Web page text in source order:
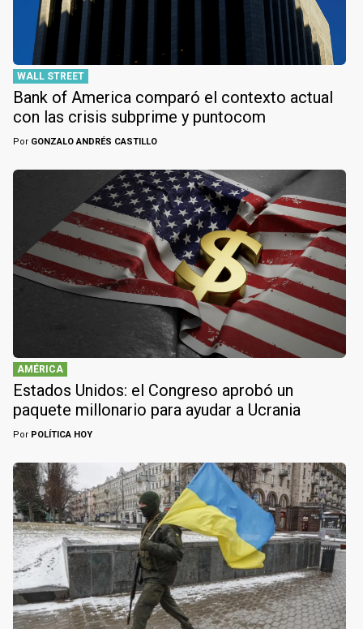
WALL STREET
Bank of America comparó el contexto actual
con las crisis subprime y puntocom
Por GONZALO ANDRÉS CASTILLO
AMÉRICA
Estados Unidos: el Congreso aprobó un
paquete millonario para ayudar a Ucrania
Por POLÍTICA HOY